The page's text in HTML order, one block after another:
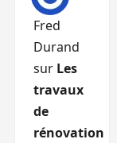
Fred
Durand
sur Les
travaux
de
rénovation